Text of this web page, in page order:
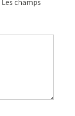
Les champs